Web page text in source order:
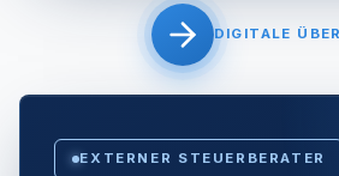
DIGITALE
EXTERNER STEUERBERATER